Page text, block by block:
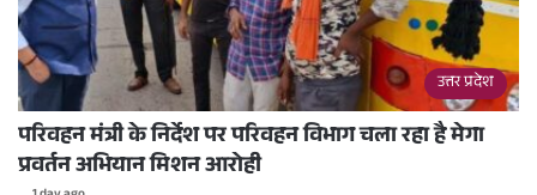
उत्तर प्रदेश
परिवहन मंत्री के निर्देश पर परिवहन विभाग चला रहा है मेगा
प्रवर्तन अभियान मिशन आरोही